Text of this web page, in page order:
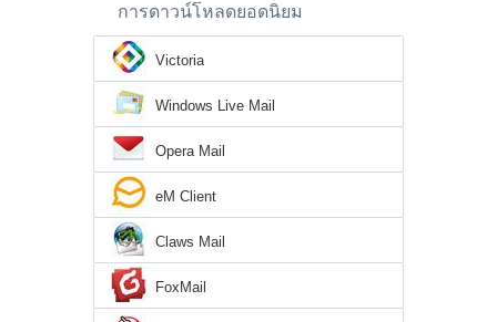
การดาวน์โหลดยอดนิยม
Victoria
Windows Live Mail
Opera Mail
eM Client
Claws Mail
FoxMail